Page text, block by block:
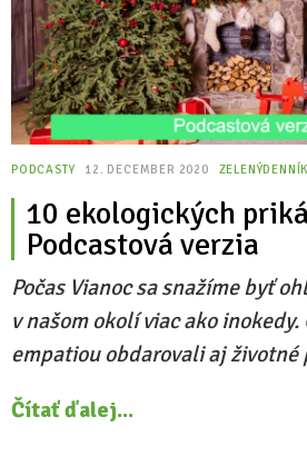
PODCASTY 12. DECEMBER 2020 ZELENÝDENNÍK
10 ekologických
Podcastová verzia
Počas Vianoc sa snažíme byť
v našom okolí viac ako inokedy.
empatiou obdarovali aj životné
Čítať ďalej...